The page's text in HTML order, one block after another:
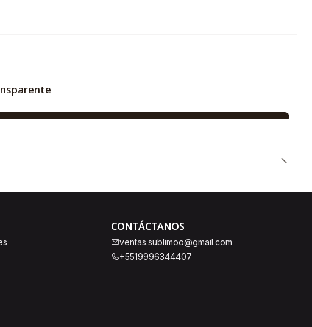
CONTÁCTANOS
ventas.sublimoo@gmail.com
+5519996344407